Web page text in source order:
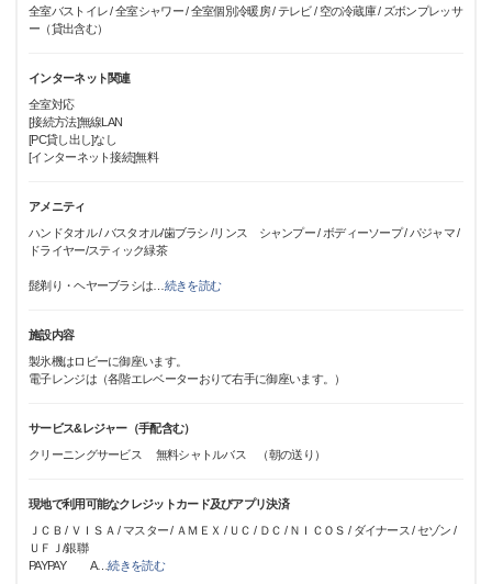
全室バストイレ / 全室シャワー / 全室個別冷暖房 / テレビ / 空の冷蔵庫 / ズボンプレッサ
ー（貸出含む）
インターネット関連
全室対応
[接続方法]無線LAN
[PC貸し出し]なし
[インターネット接続]無料
アメニティ
ハンドタオル / バスタオル/歯ブラシ /リンス シャンプー / ボディーソープ / パジャマ /
ドライヤー/スティック緑茶
髭剃り・ヘヤーブラシは 続きを読む
施設内容
製氷機はロビーに御座います。
電子レンジは（各階エレベーターおりて右手に御座います。）
サービス&レジャー（手配含む）
クリーニングサービス 無料シャトルバス （朝の送り）
現地で利用可能なクレジットカード及びアプリ決済
ＪＣＢ / ＶＩＳＡ / マスター / ＡＭＥＸ / ＵＣ / ＤＣ / ＮＩＣＯＳ / ダイナース / セゾン /
ＵＦＪ/銀聯
PAYPAY A…続きを読む